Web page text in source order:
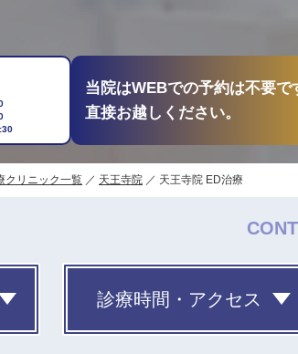
当院はWEBでの予約は不要で
直接お越しください。
クリニック一覧 天王寺院 天王寺院 ED治療
診療時間・アクセス